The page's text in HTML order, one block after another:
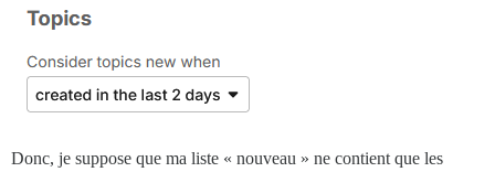
Donc, je suppose que ma liste « nouveau » ne contient que les